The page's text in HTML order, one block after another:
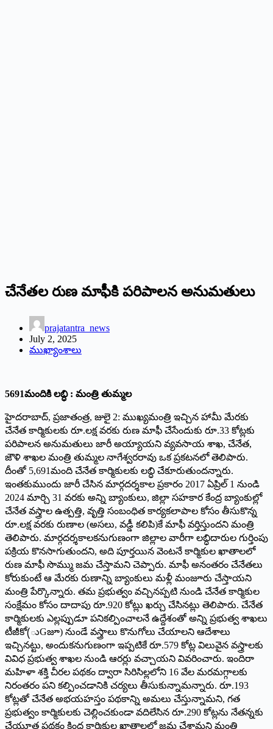
చేనేతల రుణ మాఫీకి పరిపాలన అనుమతులు
prajatantra_news
July 2, 2025
ముఖ్యాంశాలు
5691మందికి లబ్ధి : మంత్రి తుమ్మల
హైదరాబాద్‌, ప్రజాతంత్ర, జులై 2: ముఖ్యమంత్రి ఇచ్చిన హామీ మేరకు
చేనేత కార్మికులకు రూ.లక్ష వరకు రుణ మాఫీ చేసేందుకు రూ.33 కోట్లకు
పరిపాలన అనుమతులు జారీ అయ్యాయని వ్యవసాయ శాఖ, చేనేత,
జౌళి శాఖల మంత్రి తుమ్మల నాగేశ్వరరావు ఒక ప్రకటనలో తెలిపారు.
దీంతో 5,691మంది చేనేత కార్మికులకు లబ్ధి చేకూరుతుందన్నారు.
ఇంతకుముందు జారీ చేసిన మార్గదర్శకాల ప్రకారం 2017 ఏప్రిల్‌ 1 నుండి
2024 మార్చి 31 వరకు అన్ని బ్యాంకులు, జిల్లా సహకార కేంద్ర బ్యాంకుల్లో
చేనేత వస్త్రాల ఉత్పత్తి, వృత్తి సంబంధిత కార్యకలాపాల కోసం తీసుకొన్న
రూ.లక్ష వరకు రుణాల (అసలు, వడ్డీ కలిపి)కే మాఫీ వర్తిస్తుందని మంత్రి
తెలిపారు. మార్గదర్శకాలకనుగుణంగా జిల్లాల వారీగా లబ్ధిదారుల గుర్తింపు
పక్రియ కొనసాగుతుందని, అది పూర్తయిన వెంటనే కార్మికుల ఖాతాలలో
రుణ మాఫీ సొమ్ము జమ చేస్తామని చెప్పారు. మాఫీ అనంతరం చేనేతలు
కోరుకుంటే ఆ మేరకు రుణాన్ని బ్యాంకులు మళ్లీ మంజూరు చేస్తాయని
మంత్రి పేర్కొన్నారు. తమ ప్రభుత్వం వచ్చినప్పటి నుండి చేనేత కార్మికుల
సంక్షేమం కోసం దాదాపు రూ.920 కోట్లు ఖర్చు చేసినట్లు తెలిపారు. చేనేత
కార్మికులకు ఎల్లప్పుడూ పనికల్పించాలనే ఉద్దేశంతో అన్ని ప్రభుత్వ శాఖలు
టీజీకో(ుGజూ) నుండే వస్త్రాలు కొనుగోలు చేయాలని ఆదేశాలు
ఇచ్చినట్టు, అందుకనుగుణంగా ఇప్పటికే రూ.579 కోట్ల విలువైన వస్త్రాలకు
వివిధ ప్రభుత్వ శాఖల నుండి ఆరర్లు వచ్చాయని వివరించారు. ఇందిరా
మహిళా శక్తి చీరల పథకం ద్వారా సిరిసిల్లలోని 16 వేల మరమగ్గాలకు
నిరంతరం పని కల్పించడానికి చర్యలు తీసుకున్నామన్నారు. రూ.193
కోట్లతో చేనేత అభయహస్తం పథకాన్ని అమలు చేస్తున్నామని, గత
ప్రభుత్వం కార్మికులకు చెల్లించకుండా వదిలేసిన రూ.290 కోట్లను నేతన్నకు
చేయూత పథకం కింద కార్మికుల ఖాతాలలో జమ చేశామని మంత్రి